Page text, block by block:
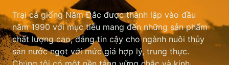
Trại cá giống Năm Đắc được thành lập vào đầu
năm 1990 với mục tiêu mang đến những sản phẩm
chất lượng cao, đáng tin cậy cho ngành nuôi thủy
sản nước ngọt với mức giá hợp lý, trung thực.